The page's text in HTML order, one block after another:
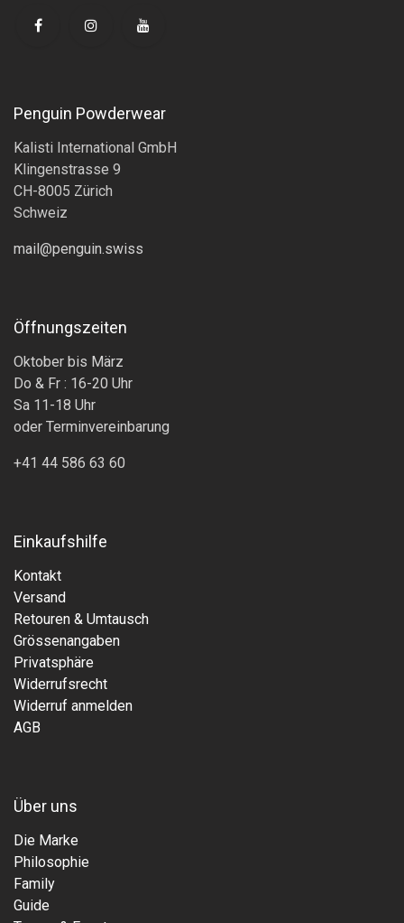
Penguin Powderwear
Kalisti International GmbH
Klingenstrasse 9
CH-8005 Zürich
Schweiz
mail@penguin.swiss
Öffnungszeiten
Oktober bis März
Do & Fr : 16-20 Uhr
Sa 11-18 Uhr
oder Terminvereinbarung
+41 44 586 63 60
Einkaufshilfe
Kontakt
Versand
Retouren & Umtausch
Grössenangaben
Privatsphäre
Widerrufsrecht
Widerruf anmelden
AGB
Über uns
Die Marke
Philosophie
Family
Guide